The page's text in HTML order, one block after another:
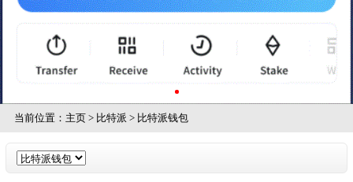
当前位置： 主页> 比特派 > 比特派钱包